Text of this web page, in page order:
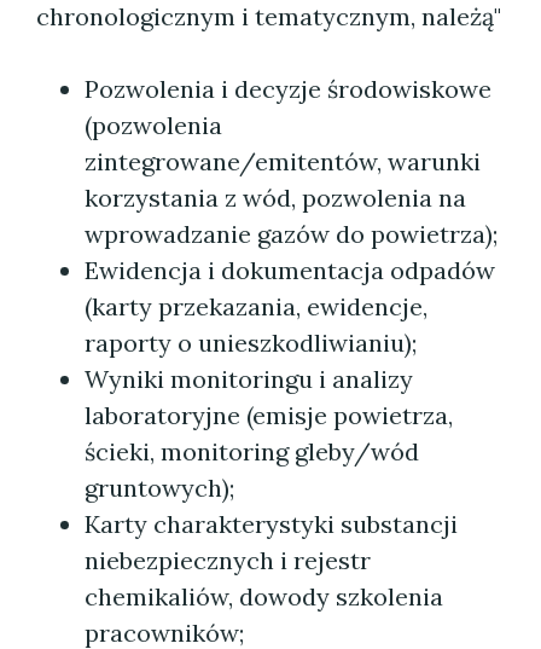
chronologicznym i tematycznym, należą"
Pozwolenia i decyzje środowiskowe
(pozwolenia
zintegrowane/emitentów, warunki
korzystania z wód, pozwolenia na
wprowadzanie gazów do powietrza);
Ewidencja i dokumentacja odpadów
(karty przekazania, ewidencje,
raporty o unieszkodliwianiu);
Wyniki monitoringu i analizy
laboratoryjne (emisje powietrza,
ścieki, monitoring gleby/wód
gruntowych);
Karty charakterystyki substancji
niebezpiecznych i rejestr
chemikaliów, dowody szkolenia
pracowników;